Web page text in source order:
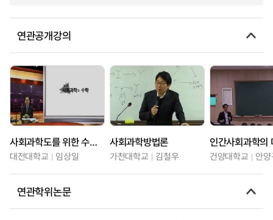
연관공개강의
사회과학도를 위한 수학과 게임이론
대전대학교 임상일
사회과학방법론
가천대학교 김철우
인간사회과학의
건양대학교 안
연관학위논문